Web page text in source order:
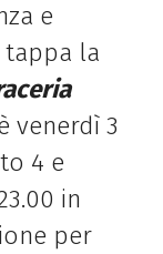
e
la
venerdì 3
4 e
in
per